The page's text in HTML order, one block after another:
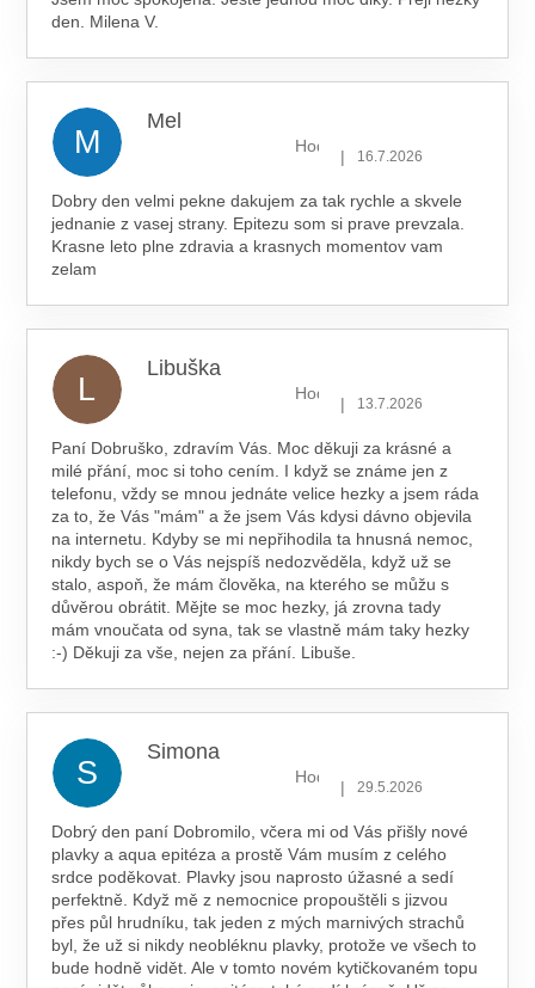
den. Milena V.
M
Mel
Hodnocení obchodu je 5 z 5
| 16.7.2026
Dobry den velmi pekne dakujem za tak rychle a skvele
jednanie z vasej strany. Epitezu som si prave prevzala.
Krasne leto plne zdravia a krasnych momentov vam
zelam
L
Libuška
Hodnocení obchodu je 5 z 5
| 13.7.2026
Paní Dobruško, zdravím Vás. Moc děkuji za krásné a
milé přání, moc si toho cením. I když se známe jen z
telefonu, vždy se mnou jednáte velice hezky a jsem ráda
za to, že Vás "mám" a že jsem Vás kdysi dávno objevila
na internetu. Kdyby se mi nepřihodila ta hnusná nemoc,
nikdy bych se o Vás nejspíš nedozvěděla, když už se
stalo, aspoň, že mám člověka, na kterého se můžu s
důvěrou obrátit. Mějte se moc hezky, já zrovna tady
mám vnoučata od syna, tak se vlastně mám taky hezky
:-) Děkuji za vše, nejen za přání. Libuše.
S
Simona
Hodnocení obchodu je 5 z 5
| 29.5.2026
Dobrý den paní Dobromilo, včera mi od Vás přišly nové
plavky a aqua epitéza a prostě Vám musím z celého
srdce poděkovat. Plavky jsou naprosto úžasné a sedí
perfektně. Když mě z nemocnice propouštěli s jizvou
přes půl hrudníku, tak jeden z mých marnivých strachů
byl, že už si nikdy neobléknu plavky, protože ve všech to
bude hodně vidět. Ale v tomto novém kytičkovaném topu